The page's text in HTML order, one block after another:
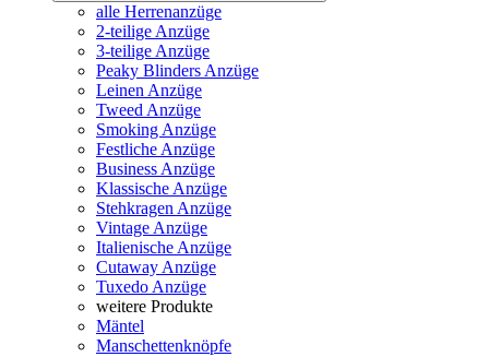
alle Herrenanzüge
2-teilige Anzüge
3-teilige Anzüge
Peaky Blinders Anzüge
Leinen Anzüge
Tweed Anzüge
Smoking Anzüge
Festliche Anzüge
Business Anzüge
Klassische Anzüge
Stehkragen Anzüge
Vintage Anzüge
Italienische Anzüge
Cutaway Anzüge
Tuxedo Anzüge
weitere Produkte
Mäntel
Manschettenknöpfe